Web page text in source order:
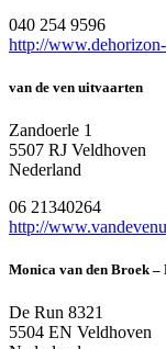
040 254 9596
http://
van de ven uitvaarten
Zandoerle 1
5507 RJ Veldhoven
Nederland
06 21340264
http://
Monica van den Broek
De Run 8321
5504 EN Veldhoven